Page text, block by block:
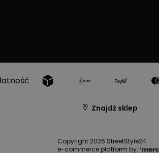
Znajdź sklep
Copyright 2026 StreetStyle24
e-commerce platform by: